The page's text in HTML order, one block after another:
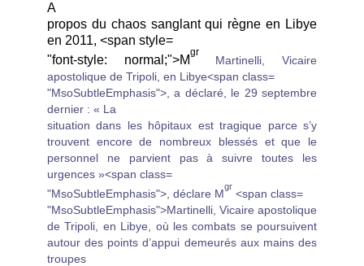
A
propos du chaos sanglant qui règne en Libye
en 2011, <span style=
"font-style: normal;">M
gr
Martinelli, Vicaire
apostolique de Tripoli, en Libye<span class=
"MsoSubtleEmphasis">, a déclaré, le 29 septembre
dernier : « La
situation dans les hôpitaux est tragique parce s’y
trouvent encore de nombreux blessés et que le
personnel ne parvient pas à suivre toutes les
urgences »<span class=
"MsoSubtleEmphasis">, déclare M
gr
<span class=
"MsoSubtleEmphasis">Martinelli, Vicaire apostolique
de Tripoli, en Libye, où les combats se poursuivent
autour des points d’appui demeurés aux mains des
troupes